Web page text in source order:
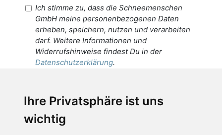
Ihre Privatsphäre ist uns
wichtig
Ich stimme zu, dass die Schneemenschen
GmbH meine personenbezogenen Daten
erheben, speichern, nutzen und verarbeiten
darf. Weitere Informationen und
Widerrufshinweise findest Du in der
Datenschutzerklärung.
personenbezogenen Daten an den
Empfänger dieser Nachricht weitergeleitet
werden dürfen. Weitere Informationen und
Widerrufshinweise findest Du in der